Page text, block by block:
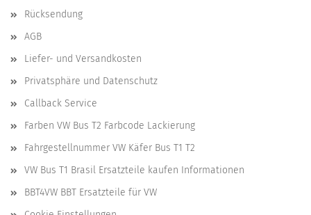
Rücksendung
AGB
Liefer- und Versandkosten
Privatsphäre und Datenschutz
Callback Service
Farben VW Bus T2 Farbcode Lackierung
Fahrgestellnummer VW Käfer Bus T1 T2
VW Bus T1 Brasil Ersatzteile kaufen Informationen
BBT4VW BBT Ersatzteile für VW